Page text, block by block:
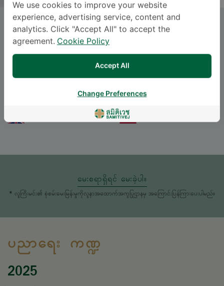
Dr.KRIT VIKAN, M.D.
Specialties: Thoracic Surgery-
Thoracic Surgery
ဘာသာစကား
မေးစရာရှိရင် မေးခဲ့ပါ။
* လူကြီးမင်း၏ စုံစမ်းမေးမြန်းမှုကိုလူနာအထောက်အကူပြုဌာနမှ အကြောင်းပြန်ကြားပေးပါမည်။
ပညာရေး ကဏ္ဍ
2025
We use cookies to improve your website
experience, advertising service, content and
analytics. Click "Accept All" to accept the
agreement. Cookie Policy
Accept All
Change Preferences